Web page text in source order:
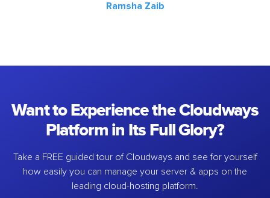
Ramsha Zaib
Want to Experience the Cloudways
Platform in Its Full Glory?
Take a FREE guided tour of Cloudways and see for yourself
how easily you can manage your server & apps on the
leading cloud-hosting platform.